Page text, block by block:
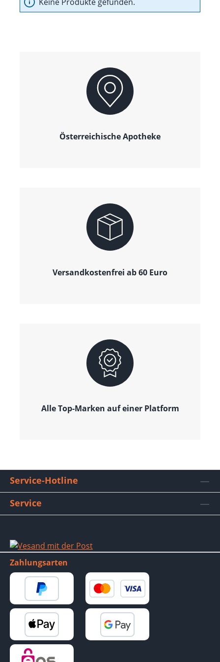
Österreichische Apotheke
Versandkostenfrei ab 60 Euro
Alle Top-Marken auf einer Platform
Service-Hotline
Service
Zahlungsarten